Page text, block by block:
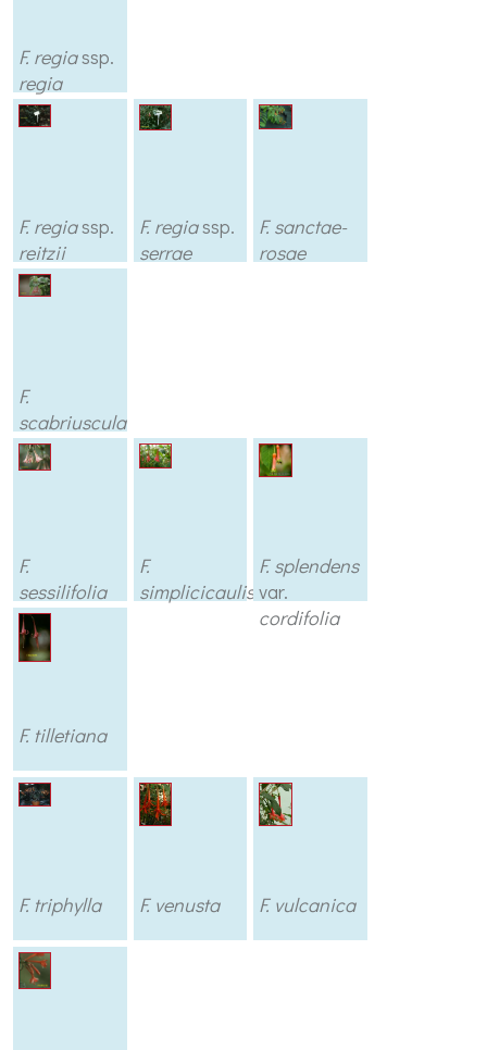
F. regiassp.
regia
F. regiassp.
reitzii
F. regiassp.
serrae
F. sanctae-
rosae
F.
scabriuscula
F.
sessilifolia
F.
simplicicaulis
F. splendens
var.
cordifolia
F. tilletiana
F. triphylla F. venusta F. vulcanica